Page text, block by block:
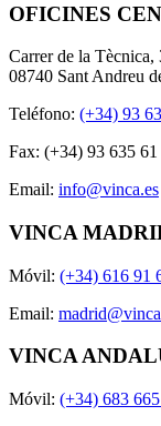
OFICINES
Carrer de la Tècnica,
08740 Sant Andreu
Teléfono: (+34) 93
Fax: (+34) 93 635 61
Email: info@vinca.es
VINCA
Móvil: (+34) 616 91
Email:
VINCA
Móvil: (+34) 683